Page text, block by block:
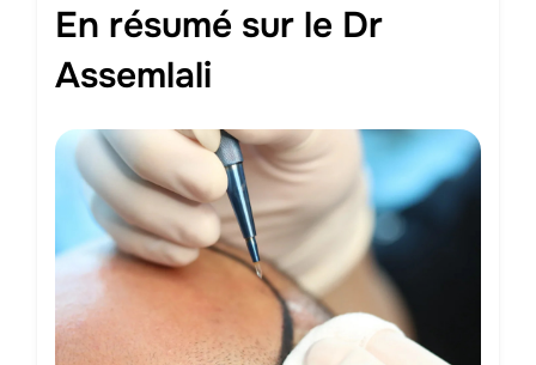
En résumé sur le Dr
Assemlali